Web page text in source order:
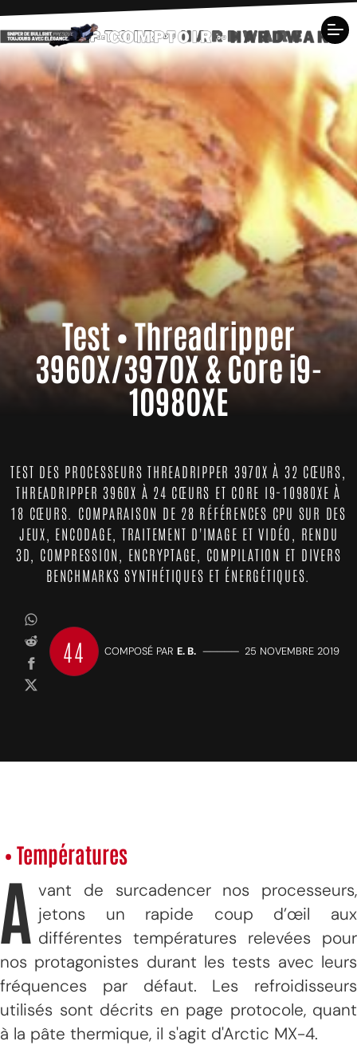
Test • Threadripper
3960X/3970X & Core i9-
10980XE
TEST DES PROCESSEURS THREADRIPPER 3970X À 32 CŒURS,
THREADRIPPER 3960X À 24 CŒURS ET CORE I9-10980XE À
18 CŒURS. COMPARAISON DE 28 RÉFÉRENCES CPU SUR DES
JEUX, ENCODAGE, TRAITEMENT D'IMAGE ET VIDÉO, RENDU
3D, COMPRESSION, ENCRYPTAGE, COMPILATION ET DIVERS
BENCHMARKS SYNTHÉTIQUES ET ÉNERGÉTIQUES.
44 COMPOSÉ PAR E. B. ————— 25 NOVEMBRE 2019
• Températures
A vant de surcadencer nos processeurs,
jetons un rapide coup d’œil aux
différentes températures relevées pour
nos protagonistes durant les tests avec leurs
fréquences par défaut. Les refroidisseurs
utilisés sont décrits en page protocole, quant
à la pâte thermique, il s'agit d'Arctic MX-4.